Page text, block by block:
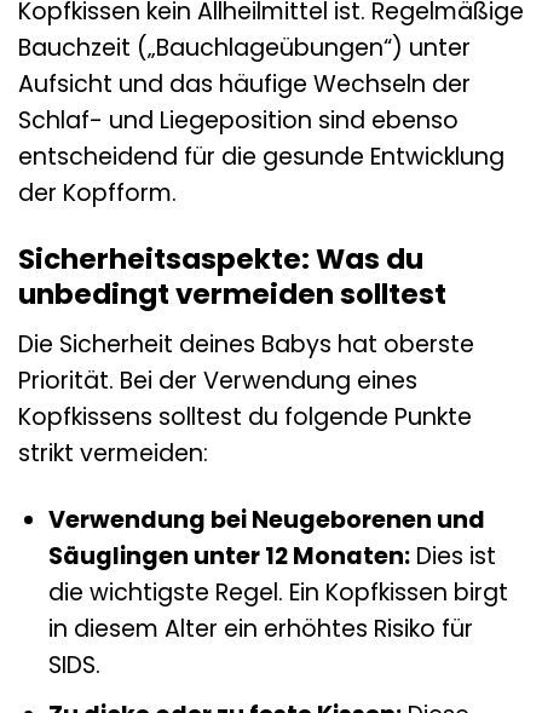
Kopfkissen kein Allheilmittel ist. Regelmäßige
Bauchzeit („Bauchlageübungen“) unter
Aufsicht und das häufige Wechseln der
Schlaf- und Liegeposition sind ebenso
entscheidend für die gesunde Entwicklung
der Kopfform.
Sicherheitsaspekte: Was du
unbedingt vermeiden solltest
Die Sicherheit deines Babys hat oberste
Priorität. Bei der Verwendung eines
Kopfkissens solltest du folgende Punkte
strikt vermeiden:
Verwendung bei Neugeborenen und
Säuglingen unter 12 Monaten:Dies ist
die wichtigste Regel. Ein Kopfkissen birgt
in diesem Alter ein erhöhtes Risiko für
SIDS.